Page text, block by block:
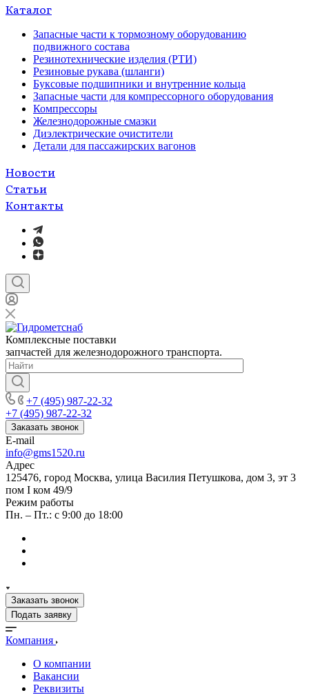
Каталог
Запасные части к тормозному оборудованию
подвижного состава
Резинотехнические изделия (РТИ)
Резиновые рукава (шланги)
Буксовые подшипники и внутренние кольца
Запасные части для компрессорного оборудования
Компрессоры
Железнодорожные смазки
Диэлектрические очистители
Детали для пассажирских вагонов
Новости
Статьи
Контакты
Комплексные поставки
запчастей для железнодорожного транспорта.
+7 (495) 987-22-32
+7 (495) 987-22-32
Заказать звонок
E-mail
info@gms1520.ru
Адрес
125476, город Москва, улица Василия Петушкова, дом 3, эт 3
пом I ком 49/9
Режим работы
Пн. – Пт.: с 9:00 до 18:00
Заказать звонок
Подать заявку
Компания
О компании
Вакансии
Реквизиты